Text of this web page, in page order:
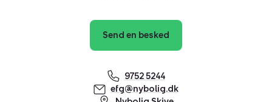
Send en besked
9752 5244
efg@nybolig.dk